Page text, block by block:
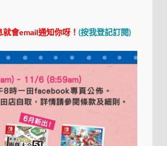
會email通知你呀！ (按我登記訂閱)